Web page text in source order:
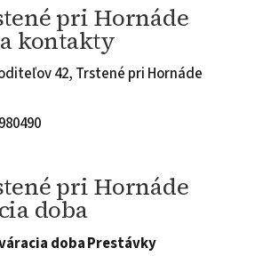
pri Hornáde
kontakty
42, Trstené pri Hornáde
pri Hornáde
doba
dobaPrestávky